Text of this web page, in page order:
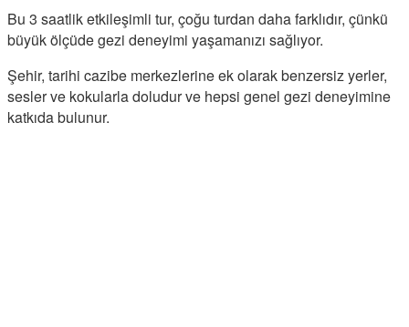
Bu 3 saatlik etkileşimli tur, çoğu turdan daha farklıdır, çünkü
büyük ölçüde gezi deneyimi yaşamanızı sağlıyor.
Şehir, tarihi cazibe merkezlerine ek olarak benzersiz yerler,
sesler ve kokularla doludur ve hepsi genel gezi deneyimine
katkıda bulunur.